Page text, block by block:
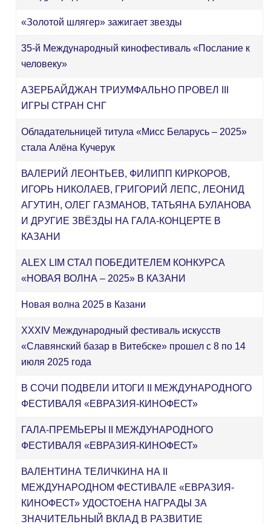
«Золотой шлягер» зажигает звезды
35-й Международный кинофестиваль «Послание к
человеку»
АЗЕРБАЙДЖАН ТРИУМФАЛЬНО ПРОВЕЛ III
ИГРЫ СТРАН СНГ
Обладательницей титула «Мисс Беларусь – 2025»
стала Алёна Кучерук
ВАЛЕРИЙ ЛЕОНТЬЕВ, ФИЛИПП КИРКОРОВ,
ИГОРЬ НИКОЛАЕВ, ГРИГОРИЙ ЛЕПС, ЛЕОНИД
АГУТИН, ОЛЕГ ГАЗМАНОВ, ТАТЬЯНА БУЛАНОВА
И ДРУГИЕ ЗВЁЗДЫ НА ГАЛА-КОНЦЕРТЕ В
КАЗАНИ
ALEX LIM СТАЛ ПОБЕДИТЕЛЕМ КОНКУРСА
«НОВАЯ ВОЛНА – 2025» В КАЗАНИ
Новая волна 2025 в Казани
XXXIV Международный фестиваль искусств
«Славянский базар в Витебске» прошел с 8 по 14
июля 2025 года
В СОЧИ ПОДВЕЛИ ИТОГИ II МЕЖДУНАРОДНОГО
ФЕСТИВАЛЯ «ЕВРАЗИЯ-КИНОФЕСТ»
ГАЛА-ПРЕМЬЕРЫ II МЕЖДУНАРОДНОГО
ФЕСТИВАЛЯ «ЕВРАЗИЯ-КИНОФЕСТ»
ВАЛЕНТИНА ТЕЛИЧКИНА НА II
МЕЖДУНАРОДНОМ ФЕСТИВАЛЕ «ЕВРАЗИЯ-
КИНОФЕСТ» УДОСТОЕНА НАГРАДЫ ЗА
ЗНАЧИТЕЛЬНЫЙ ВКЛАД В РАЗВИТИЕ